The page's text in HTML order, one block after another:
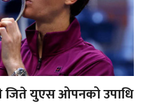
जिते युएस ओपनको उपाधि